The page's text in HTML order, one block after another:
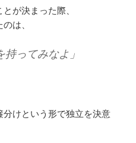
が決まった際、
は、
持ってみなよ」
けという形で独立を決意